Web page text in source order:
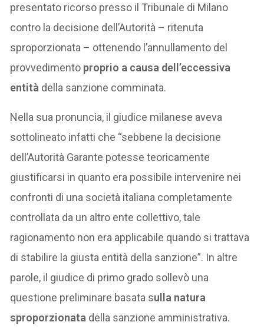
presentato ricorso presso il Tribunale di Milano
contro la decisione dell’Autorità – ritenuta
sproporzionata – ottenendo l’annullamento del
provvedimento proprio a causa dell’eccessiva
entità della sanzione comminata.
Nella sua pronuncia, il giudice milanese aveva
sottolineato infatti che “sebbene la decisione
dell’Autorità Garante potesse teoricamente
giustificarsi in quanto era possibile intervenire nei
confronti di una società italiana completamente
controllata da un altro ente collettivo, tale
ragionamento non era applicabile quando si trattava
di stabilire la giusta entità della sanzione”. In altre
parole, il giudice di primo grado sollevò una
questione preliminare basata sulla natura
sproporzionata della sanzione amministrativa.